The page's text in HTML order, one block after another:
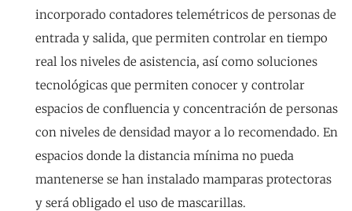
incorporado contadores telemétricos de personas de
entrada y salida, que permiten controlar en tiempo
real los niveles de asistencia, así como soluciones
tecnológicas que permiten conocer y controlar
espacios de confluencia y concentración de personas
con niveles de densidad mayor a lo recomendado. En
espacios donde la distancia mínima no pueda
mantenerse se han instalado mamparas protectoras
y será obligado el uso de mascarillas.